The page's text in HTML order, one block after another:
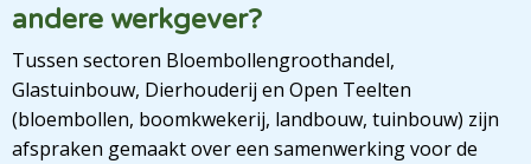
andere werkgever?
Tussen sectoren Bloembollengroothandel,
Glastuinbouw, Dierhouderij en Open Teelten
(bloembollen, boomkwekerij, landbouw, tuinbouw) zijn
afspraken gemaakt over een samenwerking voor de